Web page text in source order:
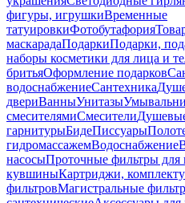
фигуры, игрушкиВременные
татуировкиФотобутафория
маскарадаПодаркиПодарки,
наборы косметики для лица и
бритьяОформление подарков
водоснабжениеСантехника
двериВанныУнитазы
смесителямиСмесители
гарнитурыБидеПиссуары
гидромассажемВодоснабжение
насосыПроточные фильтры для
кувшиныКартриджи,
фильтровМагистральные